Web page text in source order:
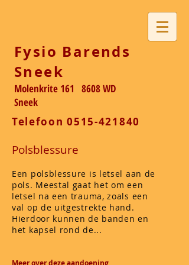
Fysio Barends
Sneek
Molenkrite 161 8608 WD
Sneek
Telefoon0515-421840
Polsblessure
Een polsblessure is letsel aan de
pols. Meestal gaat het om een
letsel na een trauma, zoals een
val op de uitgestrekte hand.
Hierdoor kunnen de banden en
het kapsel rond de...
Meer over deze aandoening